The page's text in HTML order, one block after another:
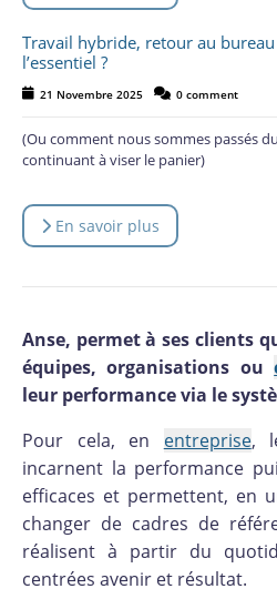
Travail hybride, retour au
l’essentiel ?
21 Novembre 2025 0 comment
(Ou comment nous sommes passés
continuant à viser le panier)
En savoir plus
Anse, permet à ses clients
équipes, organisations ou
leur performance via le
Pour cela, en entreprise,
incarnent la performance
efficaces et permettent, en
changer de cadres de
réalisent à partir du
centrées avenir et résultat.